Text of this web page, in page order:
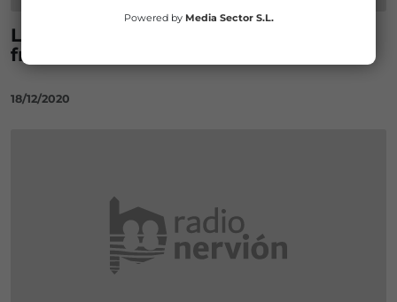
Los colegios vascos, espacios seguros
frente al Covid
18/12/2020
Powered by Media Sector S.L.